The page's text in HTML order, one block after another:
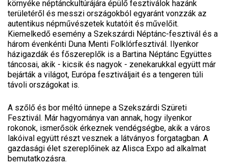
környéke néptánckultúrájára épülő fesztiválok hazánk
területéről és messzi országokból egyaránt vonzzák az
autentikus népművészetek kutatóit és művelőit.
Kiemelkedő esemény a Szekszárdi Néptánc-fesztivál és a
három évenkénti Duna Menti Folklórfesztivál. Ilyenkor
házigazdák és főszereplők is a Bartina Néptánc Együttes
táncosai, akik - kicsik és nagyok - zenekarukkal együtt már
bejárták a világot, Európa fesztiváljait és a tengeren túli
távoli országokat is.
A szőlő és bor méltó ünnepe a Szekszárdi Szüreti
Fesztivál. Már hagyománya van annak, hogy ilyenkor
rokonok, ismerősök érkeznek vendégségbe, akik a város
lakóival együtt részt vesznek a látványos forgatagban. A
gazdasági élet szereplőinek az Alisca Expo ad alkalmat
bemutatkozásra.